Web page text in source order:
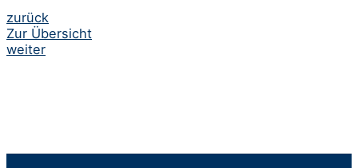
Beitrags-
Navigation
zurück
Zur Übersicht
weiter